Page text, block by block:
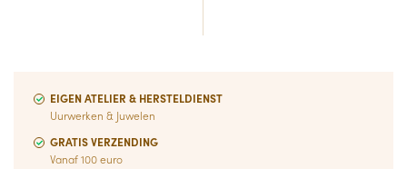
EIGEN ATELIER & HERSTELDIENST
Uurwerken & Juwelen
GRATIS VERZENDING
Vanaf 100 euro